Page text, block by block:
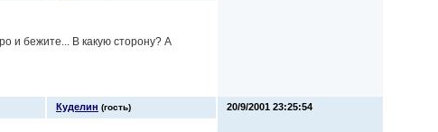
и бежите... В какую сторону? А
Куделин (гость) 20/9/2001 23:25:54